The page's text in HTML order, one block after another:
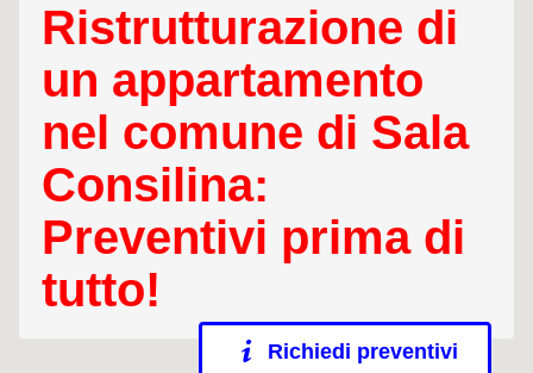
Ristrutturazione di
un appartamento
nel comune di Sala
Consilina:
Preventivi prima di
tutto!
Richiedi preventivi